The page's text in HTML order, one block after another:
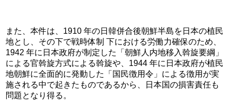
また、本件は、1910 年の日韓併合後朝鮮半島を日本の植民
地とし、その下で戦時体制 下における労働力確保のため、
1942 年に日本政府が制定した「朝鮮人内地移入斡旋要綱」
による官斡旋方式による斡旋や、1944 年に日本政府が植民
地朝鮮に全面的に発動した「国民徴用令」による徴用が実
施される中で起きたものであるから、日本国の損害責任も
問題となり得る。